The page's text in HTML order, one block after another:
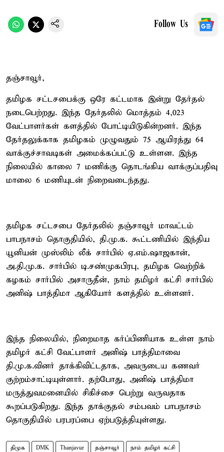
Follow Us
தஞ்சாவூர்,
தமிழக சட்டசபைக்கு ஒரே கட்டமாக இன்று தேர்தல்
நடைபெற்றது. இந்த தேர்தலில் மொத்தம் 4,023
வேட்பாளர்கள் களத்தில் போட்டியிடுகின்றனர். இந்த
தேர்தலுக்காக தமிழகம் முழுவதும் 75 ஆயிரத்து 64
வாக்குச்சாவடிகள் அமைக்கப்பட்டு உள்ளன. இந்த
நிலையில் காலை 7 மணிக்கு தொடங்கிய வாக்குப்பதிவு
மாலை 6 மணியுடன் நிறைவடைந்தது.
தமிழக சட்டசபை தேர்தலில் தஞ்சாவூர் மாவட்டம்
பாபநாசம் தொகுதியில், தி.மு.க. கூட்டணியில் இந்திய
யூனியன் முஸ்லிம் லீக் சார்பில் ஏ.எம்.ஷாஜகான்,
அ.தி.மு.க. சார்பில் டி.சண்முகபிரபு, தமிழக வெற்றிக்
கழகம் சார்பில் அசாருதீன், நாம் தமிழர் கட்சி சார்பில்
அனிஷ் பாத்திமா ஆகியோர் களத்தில் உள்ளனர்.
இந்த நிலையில், நிறைமாத கர்ப்பிணியாக உள்ள நாம்
தமிழர் கட்சி வேட்பாளர் அனிஷ் பாத்திமாவை
தி.மு.க.வினர் தாக்கிவிட்டதாக, அவருடைய கணவர்
குற்றம்சாட்டியுள்ளார். தற்போது, அனிஷ் பாத்திமா
மருத்துவமனையில் சிகிச்சை பெற்று வருவதாக
கூறப்படுகிறது. இந்த தாக்குதல் சம்பவம் பாபநாசம்
தொகுதியில் பரபரப்பை ஏற்படுத்தியுள்ளது.
திமுக DMK Thanjavur தஞ்சாவூர் நாம் தமிழர் கட்சி